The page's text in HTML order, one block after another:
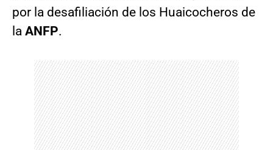
por la desafiliación de los Huaicocheros de
la ANFP.